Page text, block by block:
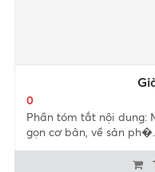
0
Phần tóm tắt nội dung:
gọn cơ bản, về sản ph�...